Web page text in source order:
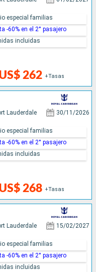
262 +Tasas
especial familias
-60% en el 2° pasajero
incluidas
Lauderdale 30/11/2026
268 +Tasas
especial familias
-60% en el 2° pasajero
incluidas
Lauderdale 15/02/2027
especial familias
-60% en el 2° pasajero
incluidas